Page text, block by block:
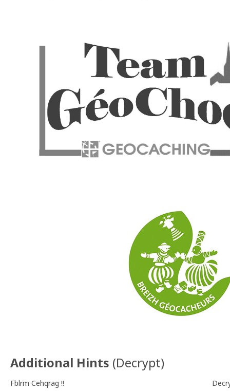
Additional Hints (Decrypt)
Fblrm Cehqrag !!